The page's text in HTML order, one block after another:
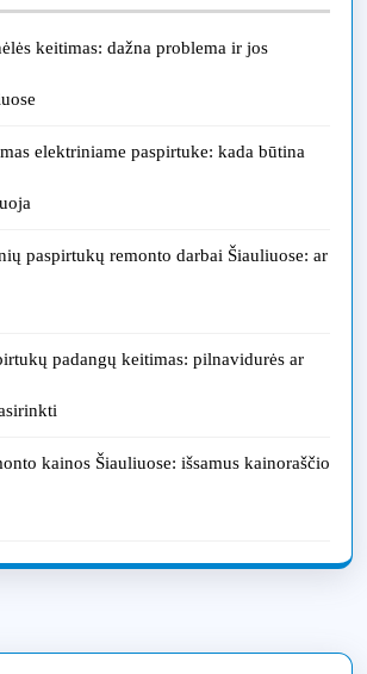
keitimas: dažna problema ir jos
elektriniame paspirtuke: kada būtina
paspirtukų remonto darbai Šiauliuose: ar
padangų keitimas: pilnavidurės ar
kainos Šiauliuose: išsamus kainoraščio